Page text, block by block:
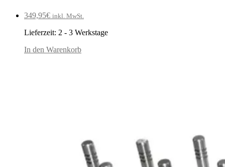
349,95€ inkl. MwSt.
Lieferzeit: 2 - 3 Werkstage
In den Warenkorb